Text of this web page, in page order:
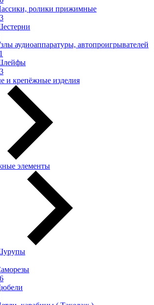
ролики прижимные
аудиоаппаратуры, автопроигрывателей
и крепёжные изделия
элементы